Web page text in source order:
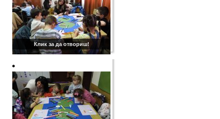
Клик за да отвориш!